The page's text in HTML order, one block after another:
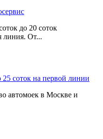
до 20 соток
линия. От...
соток на первой линии
автомоек в Москве и